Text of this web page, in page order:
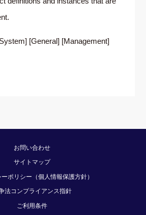
[General] [Management]
お問い合わせ
サイトマップ
ポリシー（個人情報保護方針）
法コンプライアンス指針
ご利用条件